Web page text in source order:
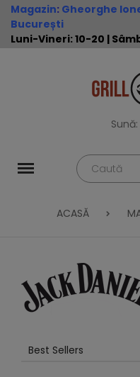
Magazin: Gheorghe
București
Luni-Vineri: 10-20 |
Sună:
ACASĂ
Best Sellers